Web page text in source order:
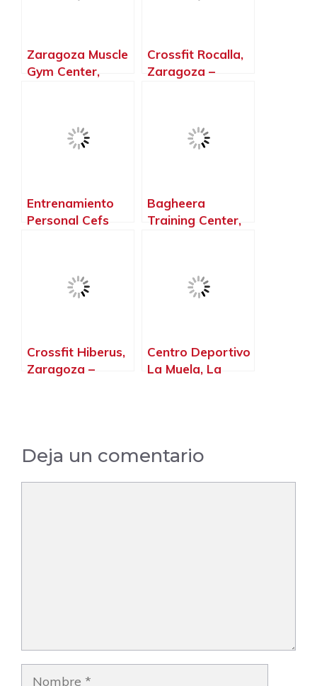
Zaragoza Muscle
Gym Center,
Crossfit Rocalla,
Zaragoza –
Entrenamiento
Personal Cefs
Bagheera
Training Center,
Crossfit Hiberus,
Zaragoza –
Centro Deportivo
La Muela, La
Deja un comentario
Nombre